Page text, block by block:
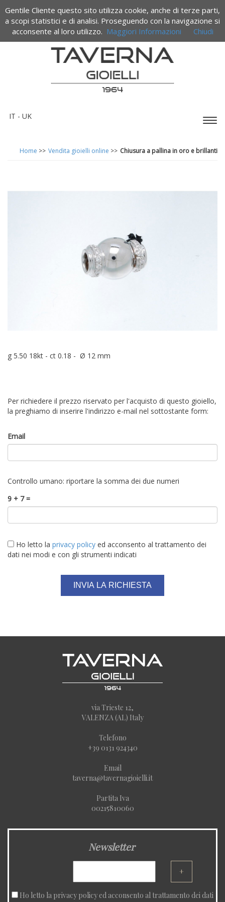
IT - UK
Termini e condizioni di vendita
Chiusura a pallina in oro e brillanti
Vendita gioielli online >>
Home >>
g 5.50 18kt - ct 0.18 - Ø 12 mm
Per richiedere il prezzo riservato per l'acquisto di questo gioiello,
la preghiamo di inserire l'indirizzo e-mail nel sottostante form:
Email
Controllo umano: riportare la somma dei due numeri
9 + 7 =
Ho letto la privacy policy ed acconsento al trattamento dei
dati nei modi e con gli strumenti indicati
INVIA LA RICHIESTA
via Trieste 12,
VALENZA (AL) Italy
Telefono
+39 0131 924340
Email
taverna@tavernagioielli.it
Partita Iva
00215810060
Newsletter
+
Ho letto la privacy policyed acconsento al trattamento dei dati
Gentile Cliente questo sito utilizza cookie, anche di terze parti,
a scopi statistici e di analisi. Proseguendo con la navigazione si
acconsente al loro utilizzo. Maggiori Informazioni Chiudi